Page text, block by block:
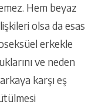
Hem beyaz
olsa da esas
erkekle
ve neden
karşı eş